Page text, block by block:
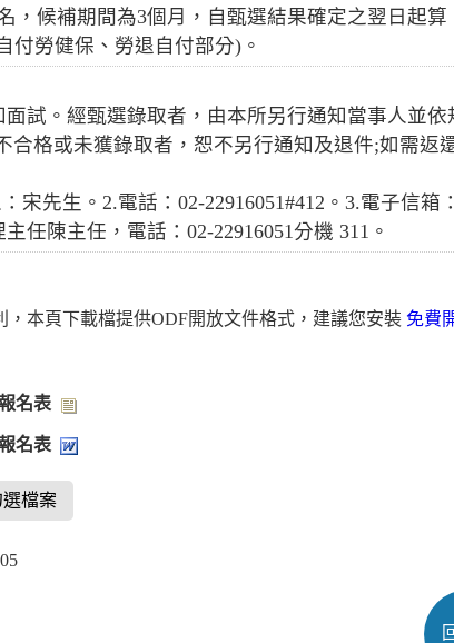
，候補期間為3個月，自甄選結果確定之翌日起算
付勞健保、勞退自付部分)。
試。經甄選錄取者，由本所另行通知當事人並
合格或未獲錄取者，恕不另行通知及退件;如需返
宋先生。2.電話：02-22916051#412。3.電子信箱
任陳主任，電話：02-22916051分機 311。
本頁下載檔提供ODF開放文件格式，建議您安裝 免費
名表
名表
檔案